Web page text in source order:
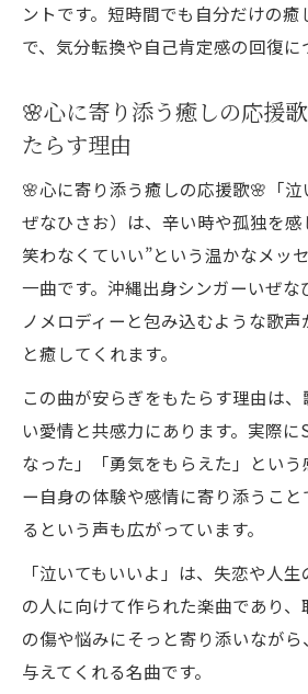
ントです。短時間でも自分だけの癒
で、気分転換や自己肯定感の回復に
🌸心に寄り添う癒しの応援
たらす理由
🌸心に寄り添う癒しの応援歌🌸「
ぜなひさお）は、辛い時や孤独を感
笑わなくていい”という温かなメッ
一曲です。沖縄出身シンガーいぜ
ノメロディーと包み込むような歌
と癒してくれます。
この曲が安らぎをもたらす理由は
い愛情と共感力にあります。実際に
なった」「勇気をもらえた」とい
ー自身の体験や感情に寄り添うこ
るという声も広がっています。
「泣いてもいいよ」は、失恋や人
の人に向けて作られた楽曲であり
の傷や悩みにそっと寄り添いなが
与えてくれる名曲です。